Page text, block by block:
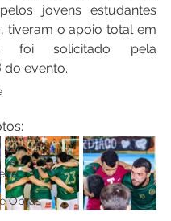
Obras
jovens estudantes
tiveram o apoio total em
foi solicitado pela
do evento.